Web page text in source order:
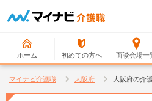
ホーム 初めての方へ 面談会場一
マイナビ介護職 大阪府 大阪府の介